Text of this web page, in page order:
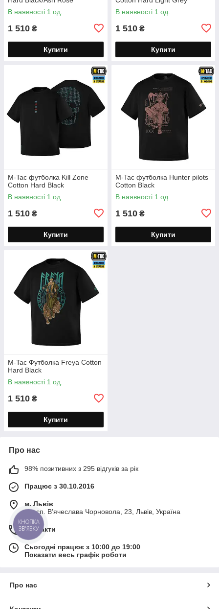
В наявності 1 од.
1 510 ₴
Купити
В наявності 1 од.
1 510 ₴
Купити
M-Tac футболка Kill Zone
Cotton Hard Black
В наявності 1 од.
1 510 ₴
Купити
M-Tac футболка Hunter pilots
Cotton Black
В наявності 1 од.
1 510 ₴
Купити
M-Tac Футболка Freya Cotton
Hard Black
В наявності 1 од.
1 510 ₴
Купити
Про нас
98% позитивних з 295 відгуків за рік
Працює з 30.10.2016
м. Львів
просп. В’ячеслава Чорновола, 23, Львів, Україна
Контакти
Сьогодні працює з 10:00 до 19:00
Показати весь графік роботи
Про нас
КНОПКА
ЗВ'ЯЗКУ